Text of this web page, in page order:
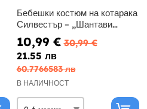
Бебешки костюм на котарака
Силвестър – „Шантави
рисунки“
10,99 € 30,99 €
21.55 лв
60.7766583 лв
В НАЛИЧНОСТ